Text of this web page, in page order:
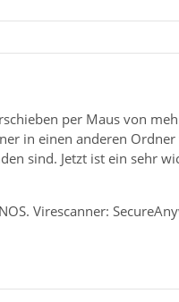
per Maus von
in einen anderen
sind. Jetzt ist ein sehr
Virescanner: